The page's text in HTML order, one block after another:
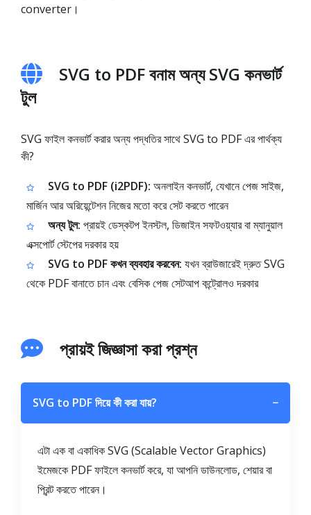
converter।
SVG to PDF বনাম অন্য SVG কনভার্ট
টুল
SVG ফাইল কনভার্ট করার অন্য পদ্ধতির সাথে SVG to PDF এর পার্থক্য
কী?
SVG to PDF (i2PDF): অনলাইন কনভার্ট, যেখানে পেজ সাইজ,
মার্জিন আর অরিয়েন্টেশন নিজের মতো করে সেট করতে পারেন
অন্য টুল: প্রায়ই ডেস্কটপ ইনস্টল, ডিজাইন সফটওয়্যার বা ম্যানুয়াল
এক্সপোর্ট স্টেপের দরকার হয়
SVG to PDF কখন ব্যবহার করবেন: যখন ব্রাউজারেই দ্রুত SVG
থেকে PDF বানাতে চান এবং বেসিক পেজ সেটআপ কন্ট্রোলও দরকার
প্রায়ই জিজ্ঞাসা করা প্রশ্ন
SVG to PDF দিয়ে কী করা যায়? −
এটা এক বা একাধিক SVG (Scalable Vector Graphics)
ইমেজকে PDF ফাইলে কনভার্ট করে, যা আপনি ডাউনলোড, শেয়ার বা
প্রিন্ট করতে পারেন।